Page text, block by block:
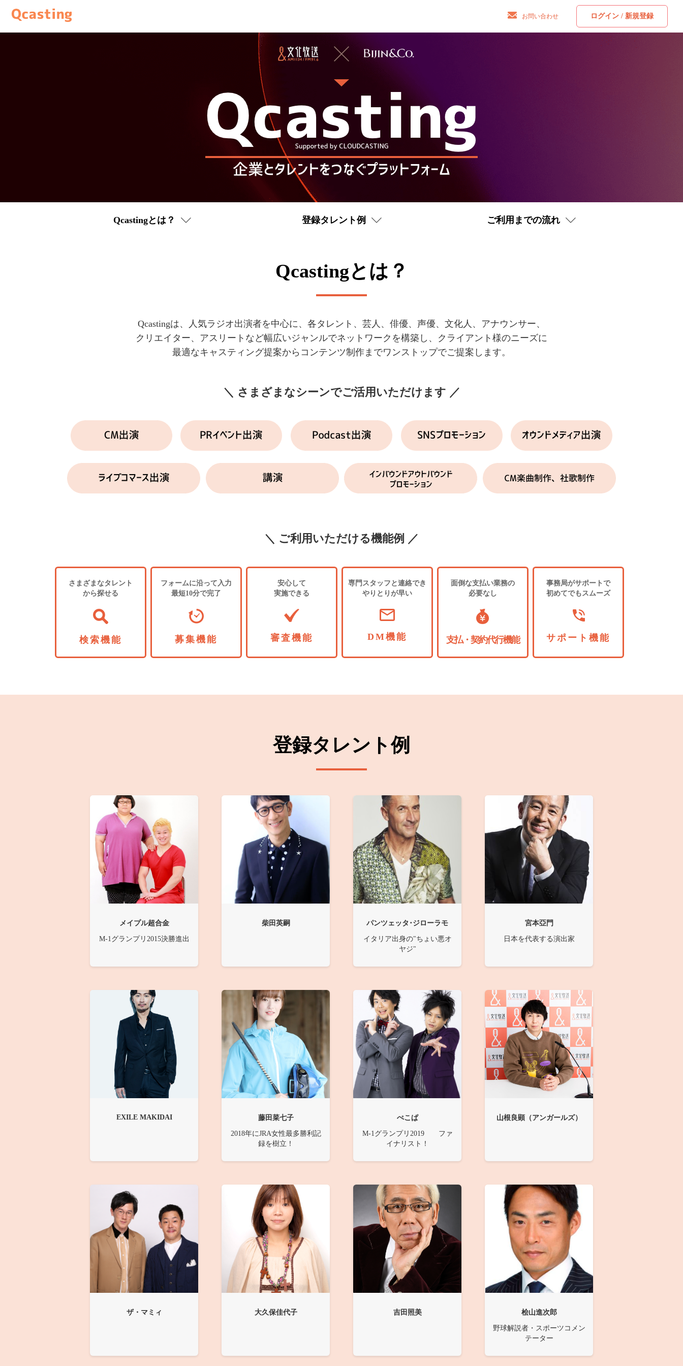
お問い合わせ ログイン / 新規登録
Qcastingとは？ 登録タレント例 ご利用までの流れ
Qcastingとは？
Qcastingは、人気ラジオ出演者を中心に、各タレント、芸人、俳優、声優、文化人、アナウンサー、
クリエイター、アスリートなど幅広いジャンルでネットワークを構築し、クライアント様のニーズに
最適なキャスティング提案からコンテンツ制作までワンストップでご提案します。
＼ さまざまなシーンでご活用いただけます ／
＼ ご利用いただける機能例 ／
さまざまなタレント
から探せる
検索機能
フォームに沿って入力
最短10分で完了
募集機能
安心して
実施できる
審査機能
専門スタッフと連絡でき
やりとりが早い
DM機能
面倒な支払い業務の
必要なし
支払・契約代行機能
事務局がサポートで
初めてでもスムーズ
サポート機能
登録タレント例
メイプル超合金
M-1グランプリ2015決勝進出
柴田英嗣 パンツェッタ･ジローラモ
イタリア出身の"ちょい悪オ
ヤジ"
宮本亞門
日本を代表する演出家
EXILE MAKIDAI 藤田菜七子
2018年にJRA女性最多勝利記
録を樹立！
ぺこぱ
M-1グランプリ2019 ファ
イナリスト！
山根良顕（アンガールズ）
ザ・マミィ 大久保佳代子 吉田照美 桧山進次郎
野球解説者・スポーツコメン
テーター